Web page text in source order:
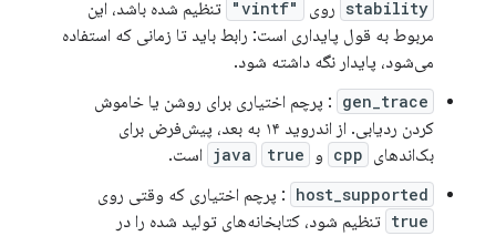
stability روی "vintf"
تنظیم شده باشد، این
مربوط به قول پایداری است: رابط باید تا زمانی که استفاده
می‌شود، پایدار نگه داشته شود.
gen_trace : پرچم اختیاری برای روشن یا خاموش
کردن ردیابی. از اندروید ۱۴ به بعد، پیش‌فرض برای
بک‌اندهای cpp و java true است.
host_supported : پرچم اختیاری که وقتی روی
true تنظیم شود، کتابخانه‌های تولید شده را در